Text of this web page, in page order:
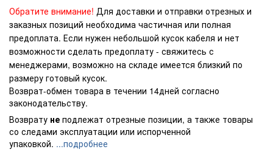
Обратите внимание! Для доставки и отправки отрезных и
заказных позиций необходима частичная или полная
предоплата. Если нужен небольшой кусок кабеля и нет
возможности сделать предоплату - свяжитесь с
менеджерами, возможно на складе имеется близкий по
размеру готовый кусок.
Возврат-обмен товара в течении 14дней согласно
законодательству.
Возврату не подлежат отрезные позиции, а также товары
со следами эксплуатации или испорченной
упаковкой. ...подробнее